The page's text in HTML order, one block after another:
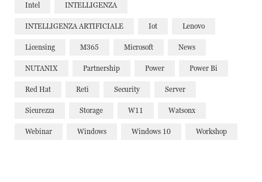
Intel INTELLIGENZA
INTELLIGENZA ARTIFICIALE Iot Lenovo
Licensing M365 Microsoft News
NUTANIX Partnership Power Power Bi
Red Hat Reti Security Server
Sicurezza Storage W11 Watsonx
Webinar Windows Windows 10 Workshop